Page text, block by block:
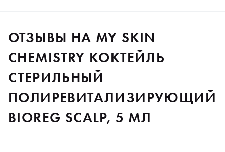
ОТЗЫВЫ НА MY SKIN
CHEMISTRY КОКТЕЙЛЬ
СТЕРИЛЬНЫЙ
ПОЛИРЕВИТАЛИЗИРУЮЩИЙ
BIOREG SCALP, 5 МЛ